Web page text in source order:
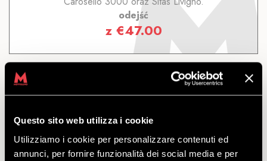
Questo sito web utilizza i cookie
Utilizziamo i cookie per personalizzare contenuti ed
annunci, per fornire funzionalità dei social media e per
odejść
z €47.00
11 DNI LIVIGNO